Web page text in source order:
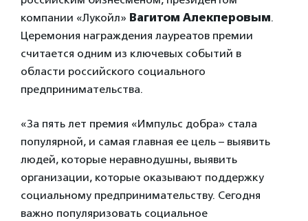
компании «Лукойл» Вагитом Алекперовым.
Церемония награждения лауреатов премии
считается одним из ключевых событий в
области российского социального
предпринимательства.
«За пять лет премия «Импульс добра» стала
популярной, и самая главная ее цель – выявить
людей, которые неравнодушны, выявить
организации, которые оказывают поддержку
социальному предпринимательству. Сегодня
важно популяризовать социальное